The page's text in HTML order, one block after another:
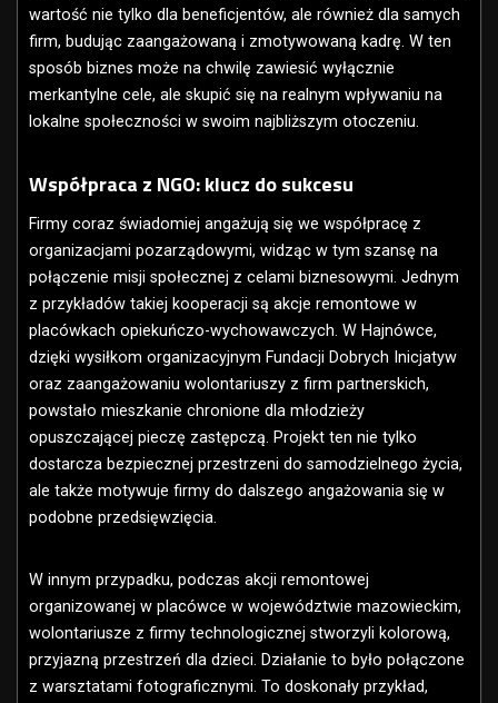
wartość nie tylko dla beneficjentów, ale również dla samych
firm, budując zaangażowaną i zmotywowaną kadrę. W ten
sposób biznes może na chwilę zawiesić wyłącznie
merkantylne cele, ale skupić się na realnym wpływaniu na
lokalne społeczności w swoim najbliższym otoczeniu.
Współpraca z NGO: klucz do sukcesu
Firmy coraz świadomiej angażują się we współpracę z
organizacjami pozarządowymi, widząc w tym szansę na
połączenie misji społecznej z celami biznesowymi. Jednym
z przykładów takiej kooperacji są akcje remontowe w
placówkach opiekuńczo-wychowawczych. W Hajnówce,
dzięki wysiłkom organizacyjnym Fundacji Dobrych Inicjatyw
oraz zaangażowaniu wolontariuszy z firm partnerskich,
powstało mieszkanie chronione dla młodzieży
opuszczającej pieczę zastępczą. Projekt ten nie tylko
dostarcza bezpiecznej przestrzeni do samodzielnego życia,
ale także motywuje firmy do dalszego angażowania się w
podobne przedsięwzięcia.
W innym przypadku, podczas akcji remontowej
organizowanej w placówce w województwie mazowieckim,
wolontariusze z firmy technologicznej stworzyli kolorową,
przyjazną przestrzeń dla dzieci. Działanie to było połączone
z warsztatami fotograficznymi. To doskonały przykład,